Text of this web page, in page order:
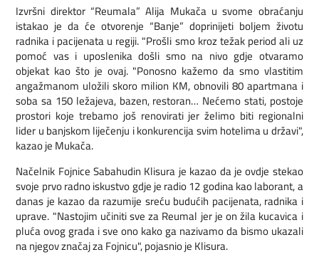
Izvršni direktor “Reumala” Alija Mukača u svome obraćanju
istakao je da će otvorenje “Banje” doprinijeti boljem životu
radnika i pacijenata u regiji. "Prošli smo kroz težak period ali uz
pomoć vas i uposlenika došli smo na nivo gdje otvaramo
objekat kao što je ovaj. "Ponosno kažemo da smo vlastitim
angažmanom uložili skoro milion KM, obnovili 80 apartmana i
soba sa 150 ležajeva, bazen, restoran… Nećemo stati, postoje
prostori koje trebamo još renovirati jer želimo biti regionalni
lider u banjskom liječenju i konkurencija svim hotelima u državi",
kazao je Mukača.
Načelnik Fojnice Sabahudin Klisura je kazao da je ovdje stekao
svoje prvo radno iskustvo gdje je radio 12 godina kao laborant, a
danas je kazao da razumije sreću budućih pacijenata, radnika i
uprave. "Nastojim učiniti sve za Reumal jer je on žila kucavica i
pluća ovog grada i sve ono kako ga nazivamo da bismo ukazali
na njegov značaj za Fojnicu", pojasnio je Klisura.